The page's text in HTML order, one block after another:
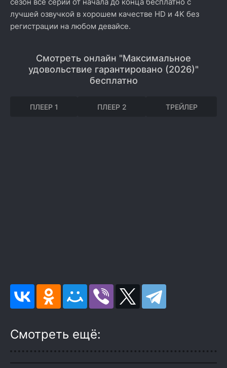
лучшей озвучкой в хорошем качестве HD и 4K без
регистрации на любом девайсе.
Смотреть онлайн "Максимальное
удовольствие гарантировано (2026)"
бесплатно
ПЛЕЕР 1 ПЛЕЕР 2 ТРЕЙЛЕР
Смотреть ещё: